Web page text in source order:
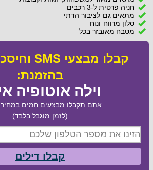
חניה פרטית ל-3 רכבים
מתאים גם לציבור הדתי
סלון מרווח ונוח
מטבח מאובזר בכל
בהזמנת:
וילה אוטופיה
אתם תקבלו מבצעים חמים
(לזמן מוגבל בלבד)
קבלו דילים